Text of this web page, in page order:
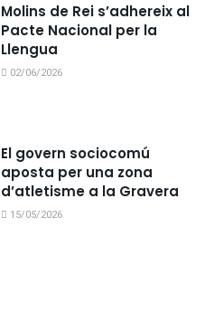
Molins de Rei s’adhereix al
Pacte Nacional per la
Llengua
02/06/2026
El govern sociocomú
aposta per una zona
d’atletisme a la Gravera
15/05/2026